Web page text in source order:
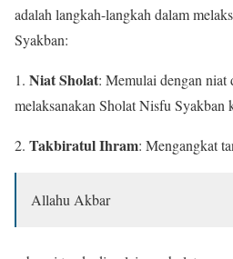
adalah langkah-langkah dalam
Syakban:
1. Niat Sholat: Memulai dengan
melaksanakan Sholat Nisfu Syakban
2. Takbiratul Ihram: Mengangkat
Allahu Akbar